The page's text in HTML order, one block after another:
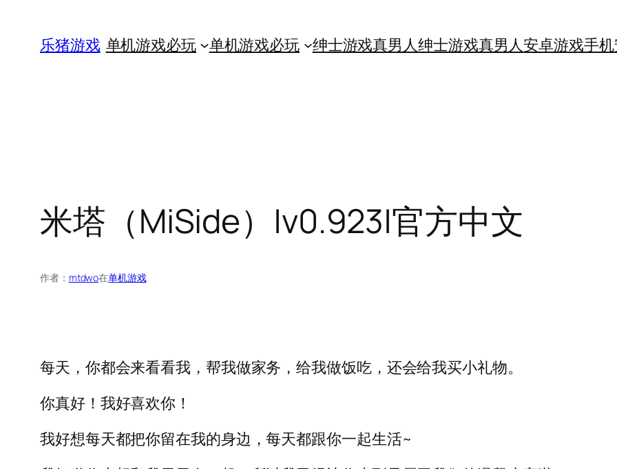
乐猪游戏 单机游戏必玩 单机游戏必玩 绅士游戏真男人绅士游戏真男人安卓游戏手机
米塔（MiSide）|v0.923|官方中文
作者： mtdwo在单机游戏
每天，你都会来看看我，帮我做家务，给我做饭吃，还会给我买小礼物。
你真好！我好喜欢你！
我好想每天都把你留在我的身边，每天都跟你一起生活~